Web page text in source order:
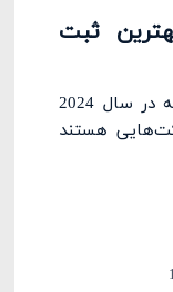
ثبت
آیا به دنبال بهترین ثبت کننده دامنه در سال 2024
هستند